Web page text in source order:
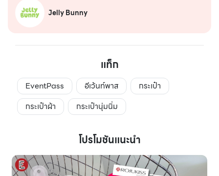
Jelly Bunny
แท็ก
EventPass อีเว้นท์พาส
กระเป๋า
กระเป๋าผ้า
กระเป๋านุ่มนิ่ม
โปรโมชันแนะนำ